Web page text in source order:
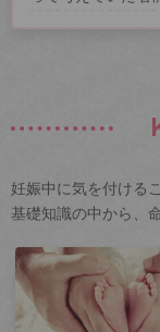
妊娠中に気を付ける
基礎知識の中から、